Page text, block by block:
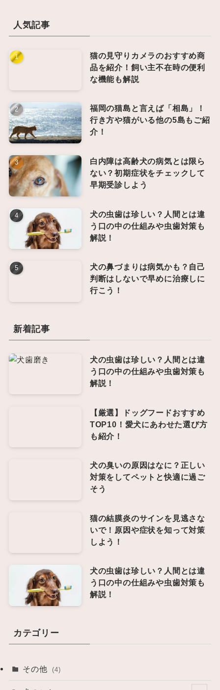
人気記事
猫の見守りカメラのおすすめ商
品を紹介！飼い主不在時の便利
な機能も解説
福岡の猫島と言えば「相島」！
行き方や猫がいる他の5島もご紹
介！
白内障は高齢犬の病気とは限ら
ない？初期症状をチェックして
早期受診しよう
犬の虫歯は珍しい？人間とは違
う口の中の仕組みや虫歯対策も
解説！
犬の鼻づまりは病気かも？自己
判断はしないで早めに治療しに
行こう！
新着記事
犬の虫歯は珍しい？人間とは違
う口の中の仕組みや虫歯対策も
解説！
【厳選】ドッグフードおすすめ
TOP10！愛犬にあわせた選び方
も紹介！
犬の臭いの原因はなに？正しい
対策をしてペットと快適に過ご
そう
猫の結膜炎のサインを見逃さな
いで！原因や症状を知って対策
しよう！
犬の虫歯は珍しい？人間とは違
う口の中の仕組みや虫歯対策も
解説！
カテゴリー
その他 (4)